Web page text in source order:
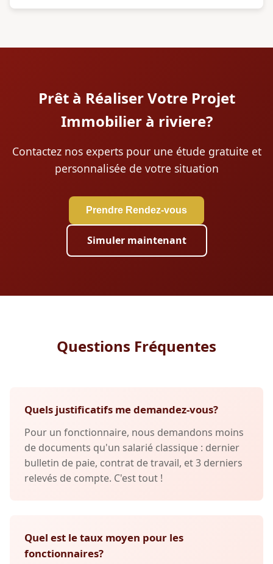
Prêt à Réaliser Votre Projet
Immobilier à riviere?
Contactez nos experts pour une étude gratuite et
personnalisée de votre situation
Prendre Rendez-vous
Simuler maintenant
Questions Fréquentes
Quels justificatifs me demandez-vous?
Pour un fonctionnaire, nous demandons moins
de documents qu'un salarié classique : dernier
bulletin de paie, contrat de travail, et 3 derniers
relevés de compte. C'est tout !
Quel est le taux moyen pour les
fonctionnaires?